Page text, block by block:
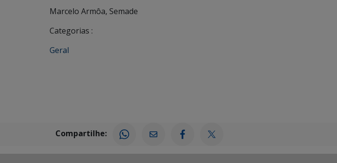
Marcelo Armôa, Semade
Categorias :
Geral
Compartilhe: